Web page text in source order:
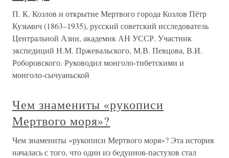
П. К. Козлов и открытие Мертвого города Козлов Пётр
Кузьмич (1863–1935), русский советский исследователь
Центральной Азии, академик АН УССР. Участник
экспедиций Н.М. Пржевальского, М.В. Певцова, В.И.
Роборовского. Руководил монголо-тибетскими и
монголо-сычуаньской
Чем знамениты «рукописи
Мертвого моря»?
Чем знамениты «рукописи Мертвого моря»? Эта история
началась с того, что один из бедуинов-пастухов стал